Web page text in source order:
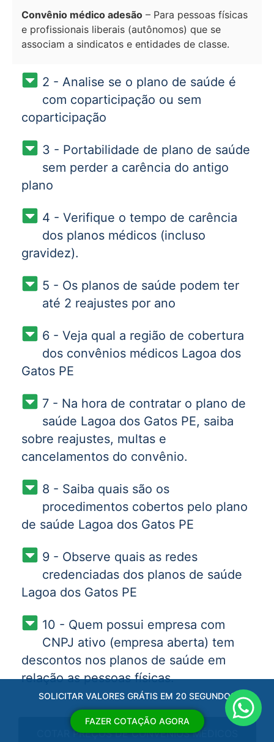
Convênio médico adesão – Para pessoas físicas
e profissionais liberais (autônomos) que se
associam a sindicatos e entidades de classe.
2 - Analise se o plano de saúde é
com coparticipação ou sem
coparticipação
3 - Portabilidade de plano de saúde
sem perder a carência do antigo
plano
4 - Verifique o tempo de carência
dos planos médicos (incluso
gravidez).
5 - Os planos de saúde podem ter
até 2 reajustes por ano
6 - Veja qual a região de cobertura
dos convênios médicos Lagoa dos
Gatos PE
7 - Na hora de contratar o plano de
saúde Lagoa dos Gatos PE, saiba
sobre reajustes, multas e
cancelamentos do convênio.
8 - Saiba quais são os
procedimentos cobertos pelo plano
de saúde Lagoa dos Gatos PE
9 - Observe quais as redes
credenciadas dos planos de saúde
Lagoa dos Gatos PE
10 - Quem possui empresa com
CNPJ ativo (empresa aberta) tem
descontos nos planos de saúde em
relação as pessoas físicas.
COTAR PREÇOS DE CONVÊNIOS MÉDICOS
SOLICITAR VALORES GRÁTIS EM 20 SEGUNDOS
FAZER COTAÇÃO AGORA